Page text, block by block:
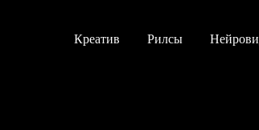
Креатив Рилсы